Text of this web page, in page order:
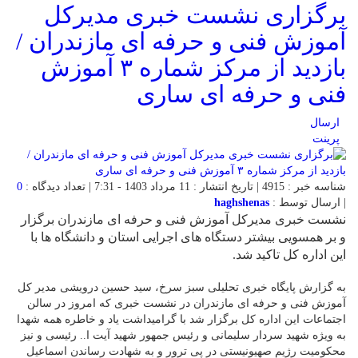
برگزاری نشست خبری مدیرکل
آموزش فنی و حرفه ای مازندران /
بازدید از مرکز شماره ۳ آموزش
فنی و حرفه ای ساری
ارسال
پرینت
شناسه خبر : 4915 | تاریخ انتشار : 11 مرداد 1403 - 7:31 | تعداد دیدگاه :
0
| ارسال توسط : haghshenas
نشست خبری مدیرکل آموزش فنی و حرفه ای مازندران برگزار
و بر همسویی بیشتر دستگاه های اجرایی استان و دانشگاه ها با
این اداره کل تاکید شد.
به گزارش پایگاه خبری تحلیلی سبز سرخ، سید حسین درویشی مدیر کل
آموزش فنی و حرفه ای مازندران در نشست خبری که امروز در سالن
اجتماعات این اداره کل برگزار شد با گرامیداشت یاد و خاطره همه شهدا
به ویژه شهید سردار سلیمانی و رئیس جمهور شهید آیت ا.. رئیسی و نیز
محکومیت رژیم صهیونیستی در پی ترور و به شهادت رساندن اسماعیل